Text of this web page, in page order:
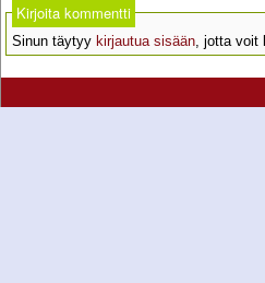
Kirjoita kommentti
Sinun täytyy kirjautua sisään, jotta voit